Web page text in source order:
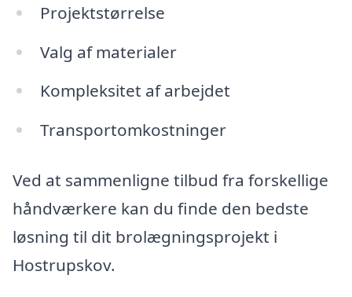
Projektstørrelse
Valg af materialer
Kompleksitet af arbejdet
Transportomkostninger
Ved at sammenligne tilbud fra forskellige
håndværkere kan du finde den bedste
løsning til dit brolægningsprojekt i
Hostrupskov.